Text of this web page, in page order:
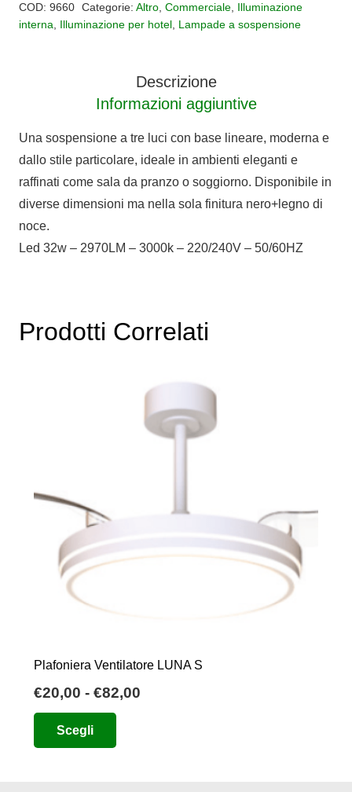
con
32W
quantità
COD: 9660 Categorie: Altro, Commerciale, Illuminazione
interna, Illuminazione per hotel, Lampade a sospensione
Descrizione
Informazioni aggiuntive
Una sospensione a tre luci con base lineare, moderna e
dallo stile particolare, ideale in ambienti eleganti e
raffinati come sala da pranzo o soggiorno. Disponibile in
diverse dimensioni ma nella sola finitura nero+legno di
noce.
Led 32w – 2970LM – 3000k – 220/240V – 50/60HZ
Prodotti Correlati
Plafoniera Ventilatore LUNA S
€20,00 - €82,00
Scegli